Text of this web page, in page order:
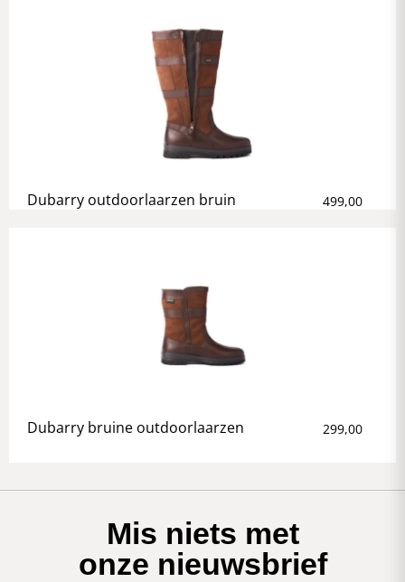
Dubarry outdoorlaarzen bruin 499,00
Dubarry bruine outdoorlaarzen 299,00
Mis niets met
onze nieuwsbrief